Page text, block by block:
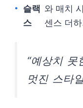
슬랙
스
와 매치
센스 더하
“예상치
멋진 스타